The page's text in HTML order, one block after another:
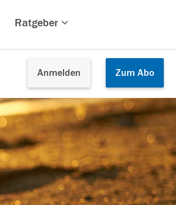
Ratgeber
Anmelden Zum Abo